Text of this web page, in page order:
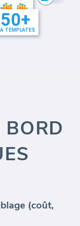
(coût,